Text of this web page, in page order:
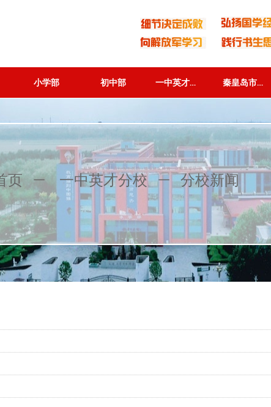
小学部 初中部 一中英才分校 秦皇岛市英才高级中学
页 ꄵ 一中英才分校 ꄵ 分校新闻